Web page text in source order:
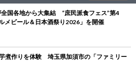
国各地から大集結 “庶民派食フェス”第4
メビール＆日本酒祭り2026」を開催
煮作りを体験 埼玉県加須市の「ファミリー